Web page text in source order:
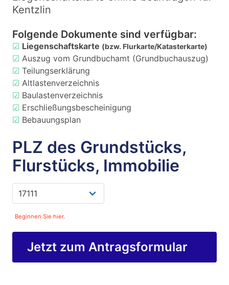
Kentzlin
Folgende Dokumente sind verfügbar:
☑ Liegenschaftskarte (bzw. Flurkarte/Katasterkarte)
☑ Auszug vom Grundbuchamt (Grundbuchauszug)
☑ Teilungserklärung
☑ Altlastenverzeichnis
☑ Baulastenverzeichnis
☑ Erschließungsbescheinigung
☑ Bebauungsplan
PLZ des Grundstücks,
Flurstücks, Immobilie
Beginnen Sie hier.
Jetzt zum Antragsformular